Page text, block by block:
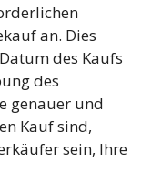
an. Dies
des Kaufs
des
genauer und
Kauf sind,
sein, Ihre